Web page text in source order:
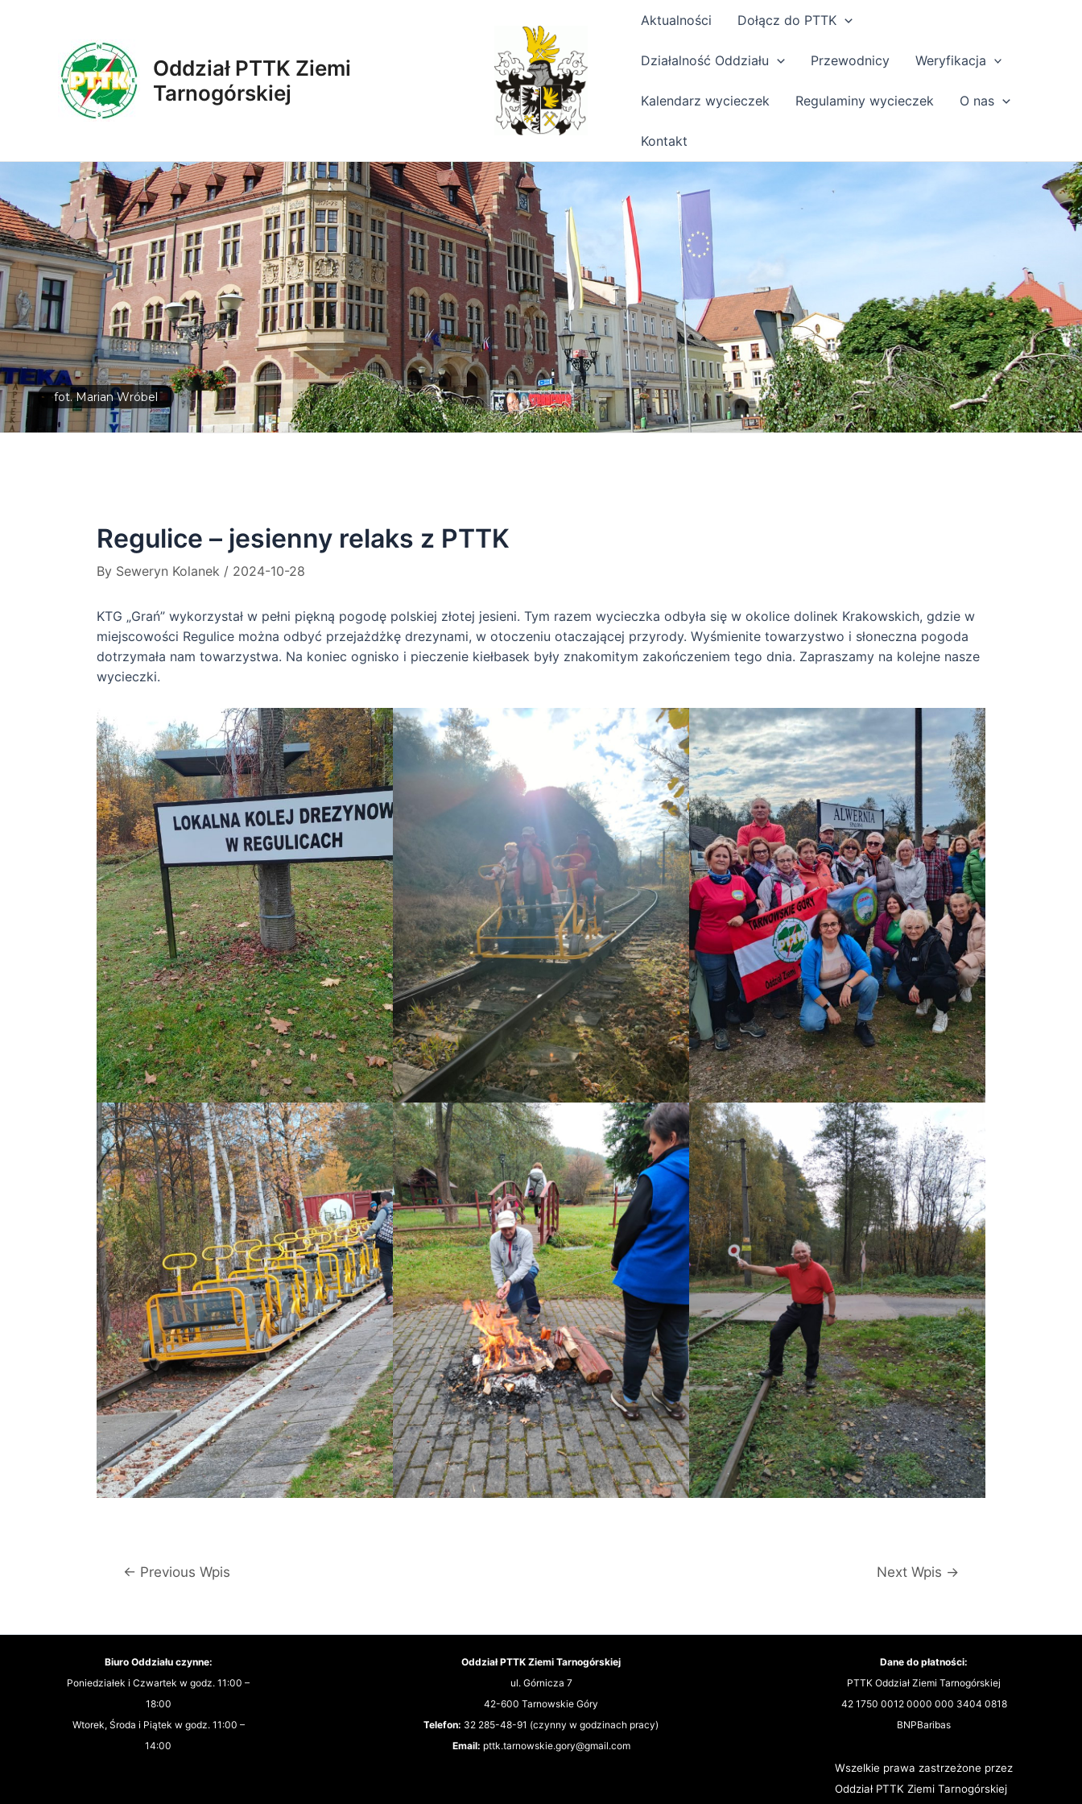
Oddział PTTK Ziemi
Tarnogórskiej
Aktualności Dołącz do PTTK
Działalność Oddziału Przewodnicy Weryfikacja
Kalendarz wycieczek Regulaminy wycieczek O nas
Kontakt
fot. Marian Wróbel
Regulice – jesienny relaks z PTTK
By Seweryn Kolanek / 2024-10-28
KTG „Grań” wykorzystał w pełni piękną pogodę polskiej złotej jesieni. Tym razem wycieczka odbyła się w okolice dolinek Krakowskich, gdzie w
miejscowości Regulice można odbyć przejażdżkę drezynami, w otoczeniu otaczającej przyrody. Wyśmienite towarzystwo i słoneczna pogoda
dotrzymała nam towarzystwa. Na koniec ognisko i pieczenie kiełbasek były znakomitym zakończeniem tego dnia. Zapraszamy na kolejne nasze
wycieczki.
Nawigacja
← Previous Wpis Next Wpis →
Biuro Oddziału czynne:
Poniedziałek i Czwartek w godz. 11:00 –
18:00
Wtorek, Środa i Piątek w godz. 11:00 –
14:00
Oddział PTTK Ziemi Tarnogórskiej
ul. Górnicza 7
42-600 Tarnowskie Góry
Telefon: 32 285-48-91 (czynny w godzinach pracy)
Email: pttk.tarnowskie.gory@gmail.com
Dane do płatności:
PTTK Oddział Ziemi Tarnogórskiej
42 1750 0012 0000 000 3404 0818
BNPBaribas
Wszelkie prawa zastrzeżone przez
Oddział PTTK Ziemi Tarnogórskiej